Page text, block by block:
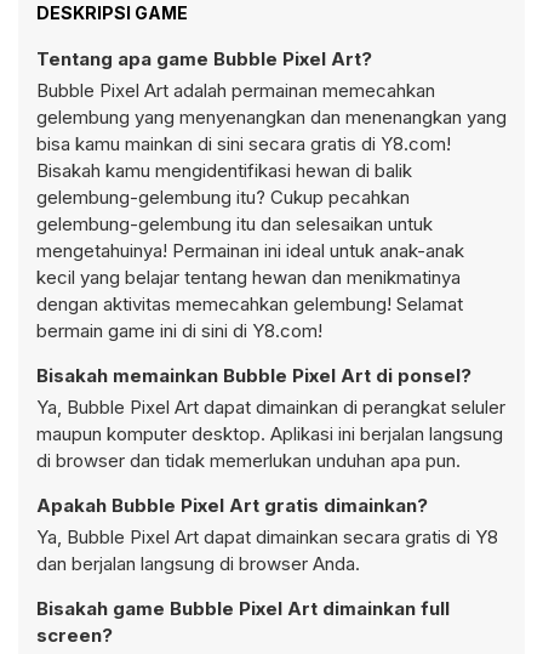
DESKRIPSI GAME
Tentang apa game Bubble Pixel Art?
Bubble Pixel Art adalah permainan memecahkan
gelembung yang menyenangkan dan menenangkan yang
bisa kamu mainkan di sini secara gratis di Y8.com!
Bisakah kamu mengidentifikasi hewan di balik
gelembung-gelembung itu? Cukup pecahkan
gelembung-gelembung itu dan selesaikan untuk
mengetahuinya! Permainan ini ideal untuk anak-anak
kecil yang belajar tentang hewan dan menikmatinya
dengan aktivitas memecahkan gelembung! Selamat
bermain game ini di sini di Y8.com!
Bisakah memainkan Bubble Pixel Art di ponsel?
Ya, Bubble Pixel Art dapat dimainkan di perangkat seluler
maupun komputer desktop. Aplikasi ini berjalan langsung
di browser dan tidak memerlukan unduhan apa pun.
Apakah Bubble Pixel Art gratis dimainkan?
Ya, Bubble Pixel Art dapat dimainkan secara gratis di Y8
dan berjalan langsung di browser Anda.
Bisakah game Bubble Pixel Art dimainkan full
screen?